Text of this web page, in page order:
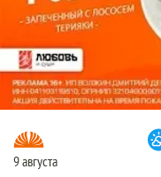
9 августа